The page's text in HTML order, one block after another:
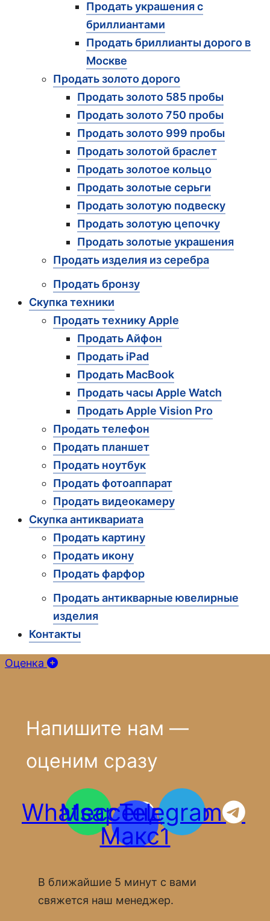
Продать украшения с
бриллиантами
Продать бриллианты дорого в
Москве
Продать золото дорого
Продать золото 585 пробы
Продать золото 750 пробы
Продать золото 999 пробы
Продать золотой браслет
Продать золотое кольцо
Продать золотые серьги
Продать золотую подвеску
Продать золотую цепочку
Продать золотые украшения
Продать изделия из серебра
Продать бронзу
Скупка техники
Продать технику Apple
Продать Айфон
Продать iPad
Продать MacBook
Продать часы Apple Watch
Продать Apple Vision Pro
Продать телефон
Продать планшет
Продать ноутбук
Продать фотоаппарат
Продать видеокамеру
Скупка антиквариата
Продать картину
Продать икону
Продать фарфор
Продать антикварные ювелирные
изделия
Контакты
Оценка
Напишите нам —
оценим сразу
Whatsapp
Мессенджер
Макс1
Telegram
В ближайшие 5 минут с вами
свяжется наш менеджер.